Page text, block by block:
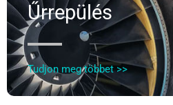
Űrrepülés
Tudjon meg többet >>